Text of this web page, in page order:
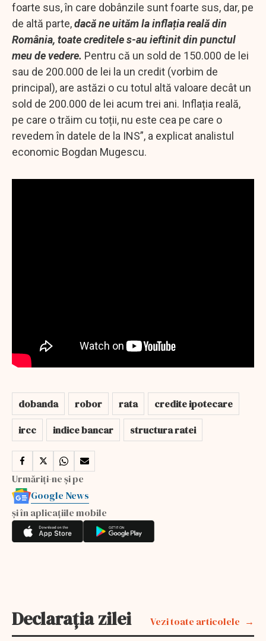
foarte sus, în care dobânzile sunt foarte sus, dar, pe
de altă parte,dacă ne uităm la inflația reală din
România, toate creditele s-au ieftinit din punctul
meu de vedere. Pentru că un sold de 150.000 de lei
sau de 200.000 de lei la un credit (vorbim de
principal), are astăzi o cu totul altă valoare decât un
sold de 200.000 de lei acum trei ani. Inflația reală,
pe care o trăim cu toții, nu este cea pe care o
revedem în datele de la INS”, a explicat analistul
economic Bogdan Mugescu.
dobanda robor rata
credite ipotecare
ircc
indice bancar structura ratei
Urmăriți-ne și pe
Google News
și în aplicațiile mobile
Declarația zilei Vezi toate articolele